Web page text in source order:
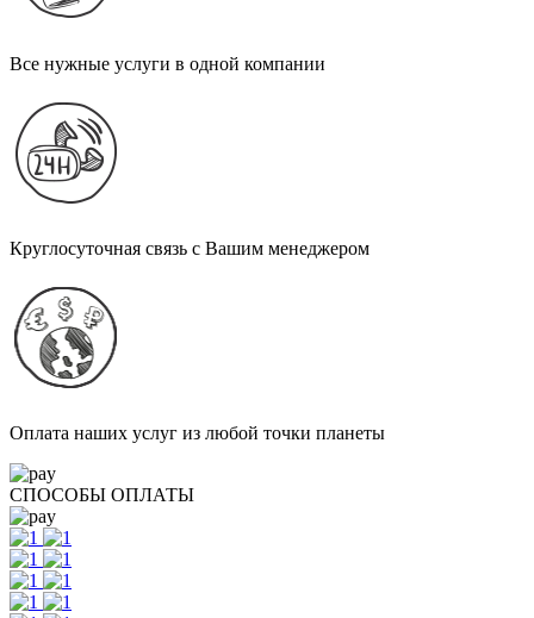
Все нужные услуги в одной компании
Круглосуточная связь с Вашим менеджером
Оплата наших услуг из любой точки планеты
СПОСОБЫ ОПЛАТЫ